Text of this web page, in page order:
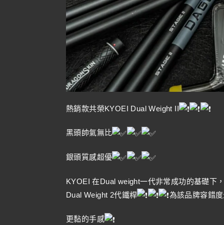
熱銷款共榮KYOEI Dual Weight II
黑頭帥氣無比
銀頭質感超優
KYOEI 在Dual weight一代非常成功的基礎下
Dual Weight 2代鐵桿
為該品牌容錯
更黏的手感